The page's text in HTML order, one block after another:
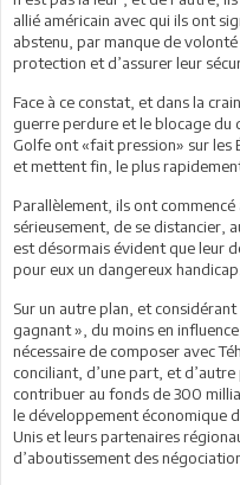
allié américain avec qui ils ont
abstenu, par manque de
protection et d’assurer leur
Face à ce constat, et dans la
guerre perdure et le blocage du
Golfe ont «fait pression» sur les
et mettent fin, le plus
Parallèlement, ils ont
sérieusement, de se distancier,
est désormais évident que leur
pour eux un dangereux handicap.
Sur un autre plan, et
gagnant », du moins en
nécessaire de composer avec
conciliant, d’une part, et
contribuer au fonds de 300
le développement économique
Unis et leurs partenaires
d’aboutissement des